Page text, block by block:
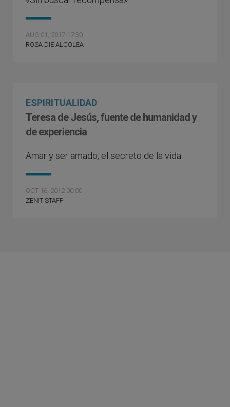
AUG 01, 2017 17:30
ROSA DIE ALCOLEA
ESPIRITUALIDAD
Teresa de Jesús, fuente de humanidad y
de experiencia
Amar y ser amado, el secreto de la vida
OCT 16, 2012 00:00
ZENIT STAFF